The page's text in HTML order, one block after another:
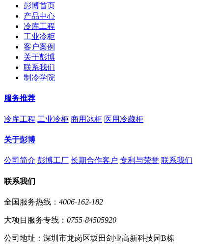
彭博首页
产品中心
冷库工程
工业冷柜
客户案例
关于彭博
联系我们
制冷学院
服务推荐
冷库工程 工业冷柜 商用冰柜 医用冷藏柜
关于彭博
公司简介 彭博工厂 长期合作客户 专利与荣誉 联系我们
联系我们
全国服务热线： 4006-162-182
大项目服务专线： 0755-84505920
公司地址：深圳市龙岗区坂田剑业高新科技园B栋